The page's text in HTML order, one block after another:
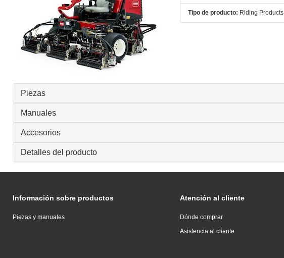
Tipo de producto: Riding Products
Piezas
Manuales
Accesorios
Detalles del producto
Información sobre productos
Piezas y manuales
Atención al cliente
Dónde comprar
Asistencia al cliente